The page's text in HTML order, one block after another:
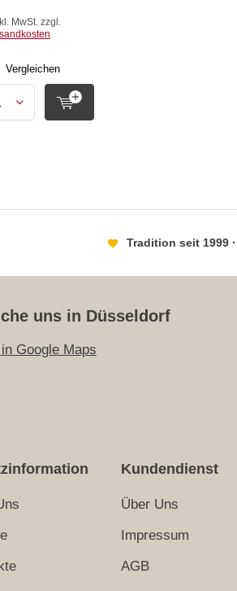
MwSt. zzgl.
Vergleichen
Tradition seit 1999
uns in Düsseldorf
Google Maps
Kundendienst
Über Uns
Impressum
AGB